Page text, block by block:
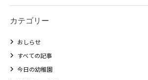
カテゴリー
おしらせ
すべての記事
今日の幼稚園